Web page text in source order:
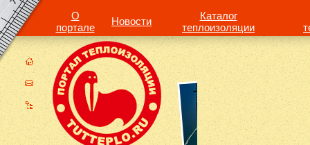
О
портале
Новости
Каталог
теплоизоляции